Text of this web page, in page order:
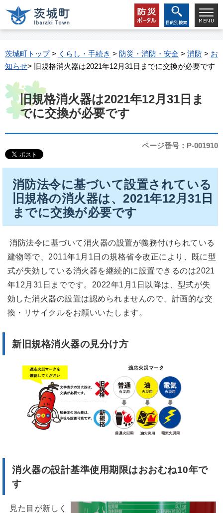
茨城町トップ> くらし・手続き > 防災・消防・安全 > 消防 > お
知らせ> 旧規格消火器は2021年12月31日までに交換が必要です
旧規格消火器は2021年12月31日ま
でに交換が必要です
ページ番号：P-001910
消防法令に基づいて設置されている
旧規格の消火器は、2021年12月31日
までに交換が必要です
消防法令に基づいて消火器の設置が義務付けられている
建物等で、2011年1月1日の規格省令改正により、既に型
式が失効している消火器を継続的に設置できるのは2021
年12月31日までです。2022年1月1日以降は、型式が失
効した消火器の設置は認められませんので、計画的な交
換・リサイクルをお願いいたします。
新旧規格消火器の見分け方
消火器の設計基準使用期限はおおむね10年で
す
見た目が新しく